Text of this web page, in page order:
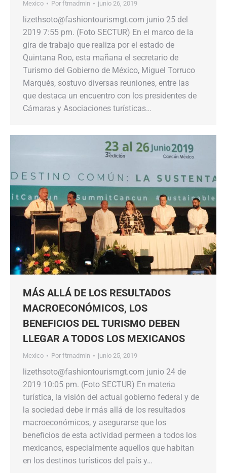
Mexico Por ftmadmin junio 26, 2019
lizethsoto@fashiontourismgt.com junio 25 del
2019 7:55 pm. (Foto SECTUR) En el marco de la
gira de trabajo que realiza por el estado de
Quintana Roo, esta mañana el secretario de
Turismo del Gobierno de México, Miguel Torruco
Marqués, sostuvo diversas reuniones, entre las
que destaca un encuentro con los presidentes de
Cámaras y Asociaciones turísticas…
MÁS ALLÁ DE LOS RESULTADOS
MACROECONÓMICOS, LOS
BENEFICIOS DEL TURISMO DEBEN
LLEGAR A TODOS LOS MEXICANOS
Mexico Por ftmadmin junio 25, 2019
lizethsoto@fashiontourismgt.com junio 24 de
2019 10:05 pm. (Foto SECTUR) En materia
turística, la visión del actual gobierno federal y de
la sociedad debe ir más allá de los resultados
macroeconómicos, y asegurarse que los
beneficios de esta actividad permeen a todos los
mexicanos, especialmente aquellos que habitan
en los destinos turísticos del país y…